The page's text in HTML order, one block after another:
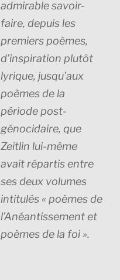
admirable savoir-
faire, depuis les
premiers poèmes,
d’inspiration plutôt
lyrique, jusqu’aux
poèmes de la
période post-
génocidaire, que
Zeitlin lui-même
avait répartis entre
ses deux volumes
intitulés « poèmes de
l’Anéantissement et
poèmes de la foi ».